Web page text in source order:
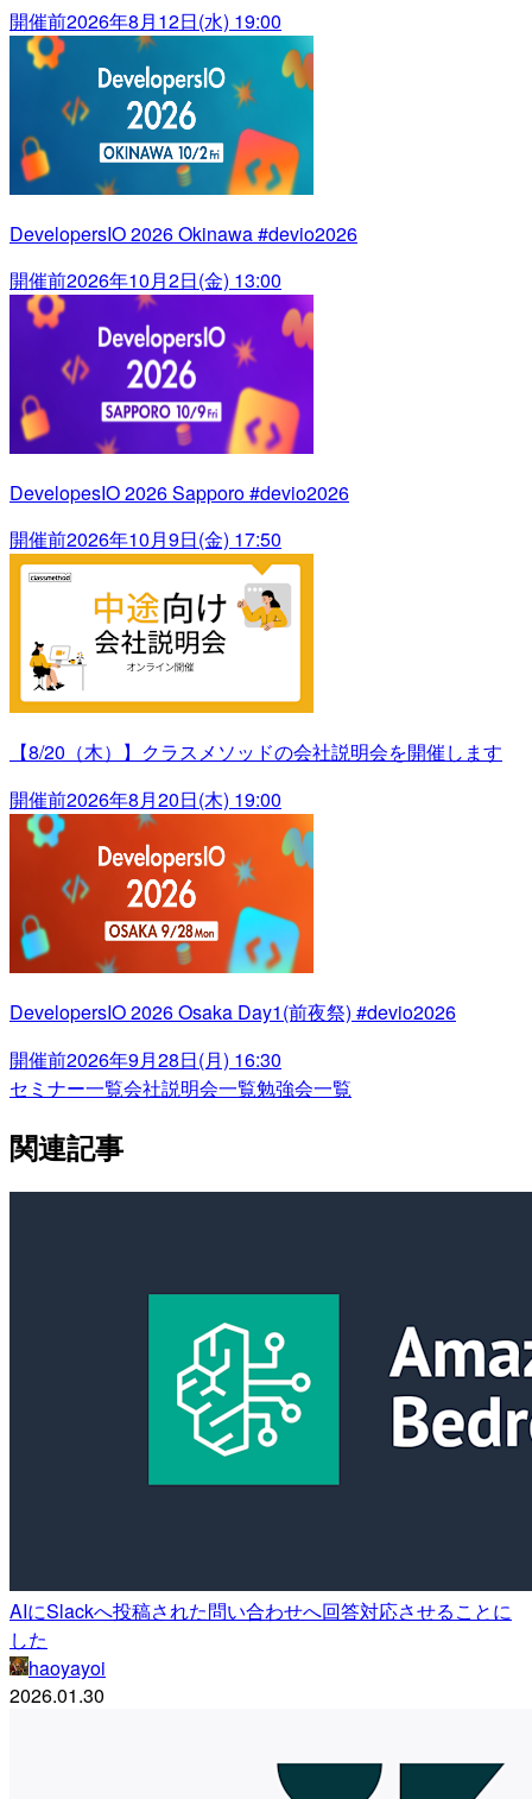
開催前2026年8月12日(水) 19:00
DevelopersIO 2026 Okinawa #devio2026
開催前2026年10月2日(金) 13:00
DevelopesIO 2026 Sapporo #devio2026
開催前2026年10月9日(金) 17:50
【8/20（木）】クラスメソッドの会社説明会を開催します
開催前2026年8月20日(木) 19:00
DevelopersIO 2026 Osaka Day1(前夜祭) #devio2026
開催前2026年9月28日(月) 16:30
セミナー一覧会社説明会一覧勉強会一覧
関連記事
AIにSlackへ投稿された問い合わせへ回答対応させることに
した
haoyayoi
2026.01.30